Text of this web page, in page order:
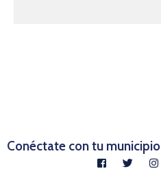
Conéctate con tu municipio